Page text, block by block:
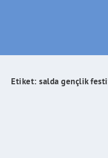
Etiket:salda gençlik